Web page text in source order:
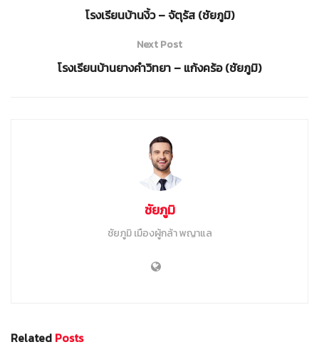
โรงเรียนบ้านงิ้ว – จัตุรัส (ชัยภูมิ)
Next Post
โรงเรียนบ้านยางคำวิทยา – แก้งคร้อ (ชัยภูมิ)
ชัยภูมิ
ชัยภูมิ เมืองผู้กล้า พญาแล
Related Posts